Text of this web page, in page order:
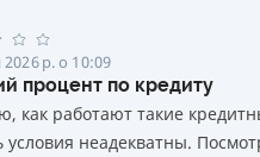
р. о 10:09
процент по кредиту
как работают такие
условия неадекватны.